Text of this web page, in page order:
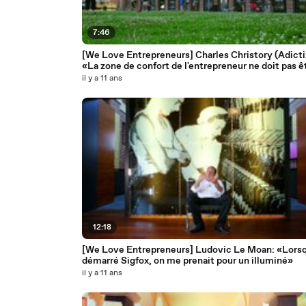
7:46
[We Love Entrepreneurs] Charles Christory
«La zone de confort de l'entrepreneur ne doit pas
trop longue»
il y a 11 ans
12:18
[We Love Entrepreneurs] Ludovic Le Moan:
démarré Sigfox, on me prenait pour un illuminé»
il y a 11 ans